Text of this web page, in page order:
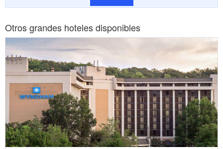
Otros grandes hoteles disponibles